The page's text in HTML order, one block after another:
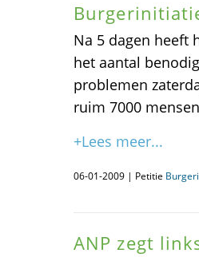
Na 5 dagen heeft
het aantal
problemen
ruim 7000
+Lees meer...
06-01-2009 | Petitie
ANP zegt